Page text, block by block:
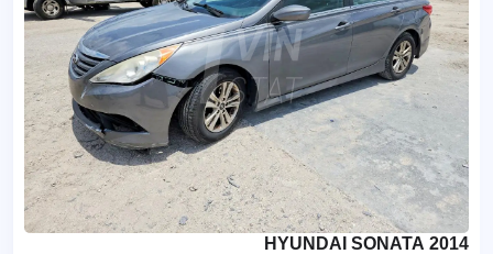
2014 HYUNDAI SONATA